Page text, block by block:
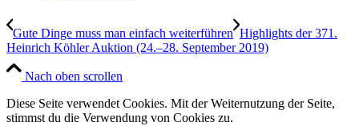
Gute Dinge muss man einfach weiterführen Highlights der 371.
Heinrich Köhler Auktion (24.–28. September 2019)
Nach oben scrollen
Diese Seite verwendet Cookies. Mit der Weiternutzung der Seite,
stimmst du die Verwendung von Cookies zu.